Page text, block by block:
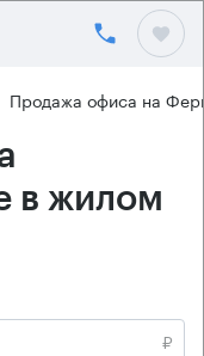
Продажа офиса на
в жилом
₽